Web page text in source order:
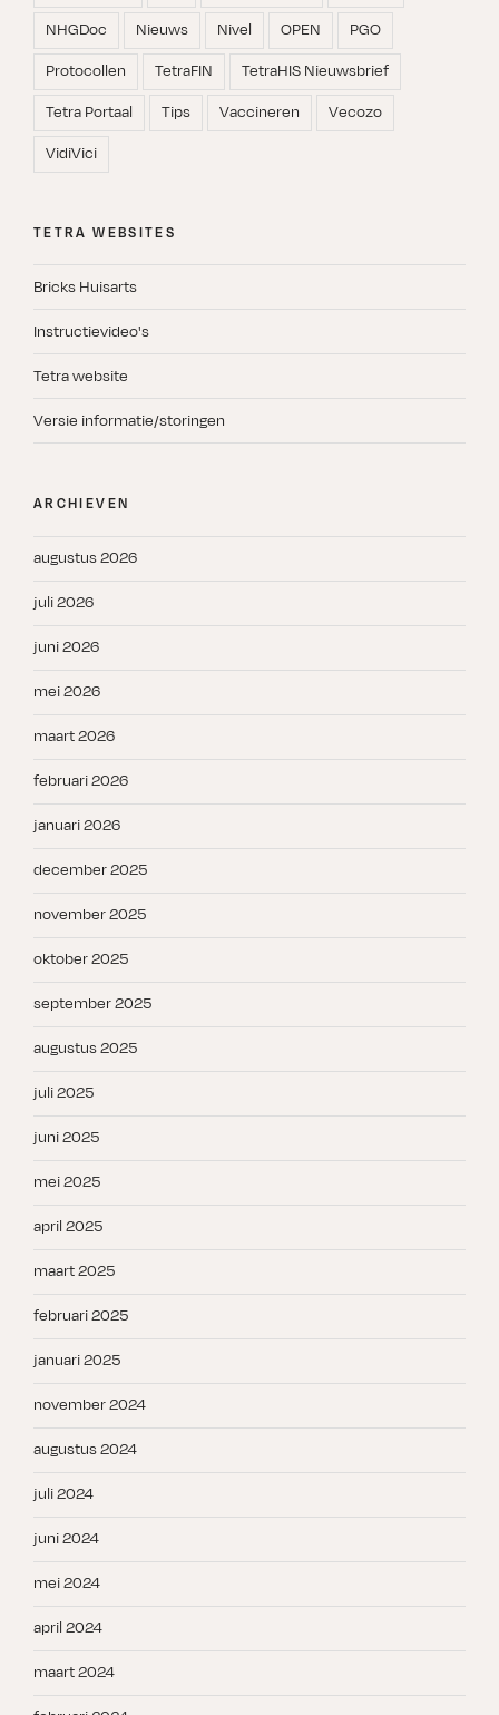
NHGDoc
Nieuws Nivel OPEN
PGO
Protocollen
TetraFIN
TetraHIS Nieuwsbrief
Tetra Portaal
Tips Vaccineren
Vecozo
VidiVici
TETRA WEBSITES
Bricks Huisarts
Instructievideo's
Tetra website
Versie informatie/storingen
ARCHIEVEN
augustus 2026
juli 2026
juni 2026
mei 2026
maart 2026
februari 2026
januari 2026
december 2025
november 2025
oktober 2025
september 2025
augustus 2025
juli 2025
juni 2025
mei 2025
april 2025
maart 2025
februari 2025
januari 2025
november 2024
augustus 2024
juli 2024
juni 2024
mei 2024
april 2024
maart 2024